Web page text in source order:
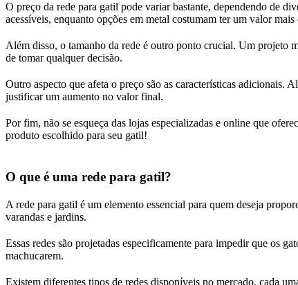
O preço da rede para gatil pode variar bastante, dependendo de
acessíveis, enquanto opções em metal costumam ter um valor mais
Além disso, o tamanho da rede é outro ponto crucial. Um projeto
de tomar qualquer decisão.
Outro aspecto que afeta o preço são as características
justificar um aumento no valor final.
Por fim, não se esqueça das lojas especializadas e online que
produto escolhido para seu gatil!
O que é uma rede para gatil?
A rede para gatil é um elemento essencial para quem deseja
varandas e jardins.
Essas redes são projetadas especificamente para impedir que os
machucarem.
Existem diferentes tipos de redes disponíveis no mercado, cada